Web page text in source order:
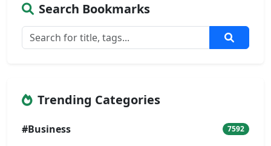
Search Bookmarks
Trending Categories
#Business 7592